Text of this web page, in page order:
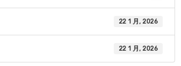
22 1 月, 2026
22 1 月, 2026